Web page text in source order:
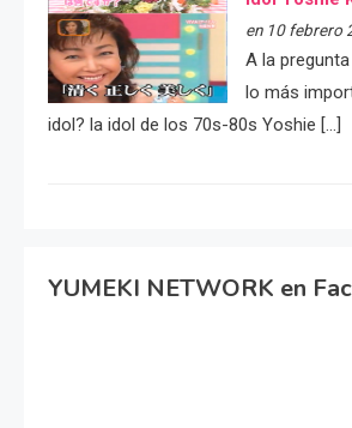
en 10 febrero
A la
lo más
idol? la idol de los 70s-80s Yoshie […]
YUMEKI NETWORK en